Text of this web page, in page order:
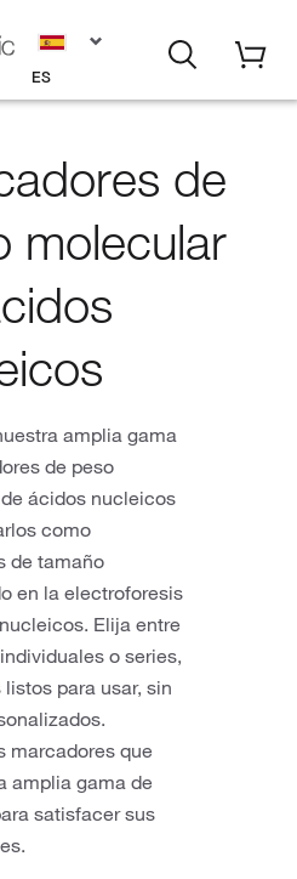
ES
de
molecular
amplia gama
de peso
ácidos nucleicos
como
de tamaño
en la electroforesis
Elija entre
o series,
para usar, sin
marcadores que
amplia gama de
satisfacer sus